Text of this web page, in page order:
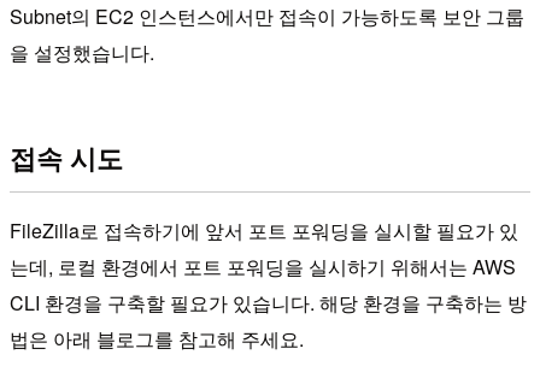
Subnet의 EC2 인스턴스에서만 접속이 가능하도록 보안 그룹
을 설정했습니다.
접속 시도
FileZilla로 접속하기에 앞서 포트 포워딩을 실시할 필요가 있
는데, 로컬 환경에서 포트 포워딩을 실시하기 위해서는 AWS
CLI 환경을 구축할 필요가 있습니다. 해당 환경을 구축하는 방
법은 아래 블로그를 참고해 주세요.